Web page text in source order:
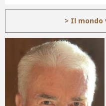
> Il mondo